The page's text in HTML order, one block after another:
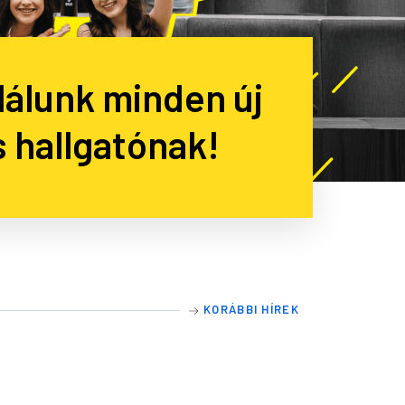
minden új
hallgatónak!
KORÁBBI HÍREK